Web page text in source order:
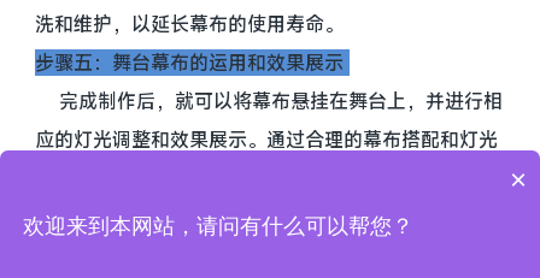
洗和维护，以延长幕布的使用寿命。
步骤五：舞台幕布的运用和效果展示
完成制作后，就可以将幕布悬挂在舞台上，并进行相
应的灯光调整和效果展示。通过合理的幕布搭配和灯光
撼的视觉享受。
×
欢迎来到本网站，请问有什么可以帮您？